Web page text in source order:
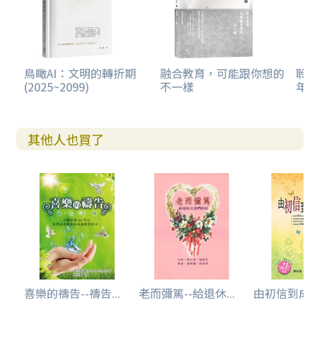
鳥瞰AI：文明的轉折期
(2025~2099)
融合教育，可能跟你想的
不一樣
聆
年
其他人也買了
喜樂的禱告--禱告... 老而彌篤--給退休... 由初信到成